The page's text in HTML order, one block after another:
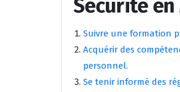
Sécurité en
Suivre une formation
Acquérir des
personnel.
Se tenir informé des